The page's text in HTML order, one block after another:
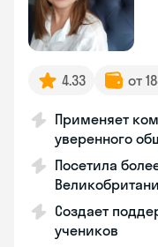
4.33 от
Применяет
уверенного
Посетила
Создает
учеников